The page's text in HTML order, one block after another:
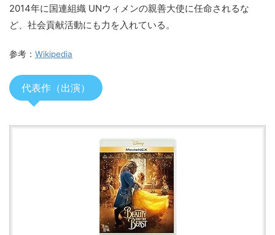
2014年に国連組織 UNウィメンの親善大使に任命されるな
ど、社会貢献活動にも力を入れている。
参考： Wikipedia
代表作（出演）